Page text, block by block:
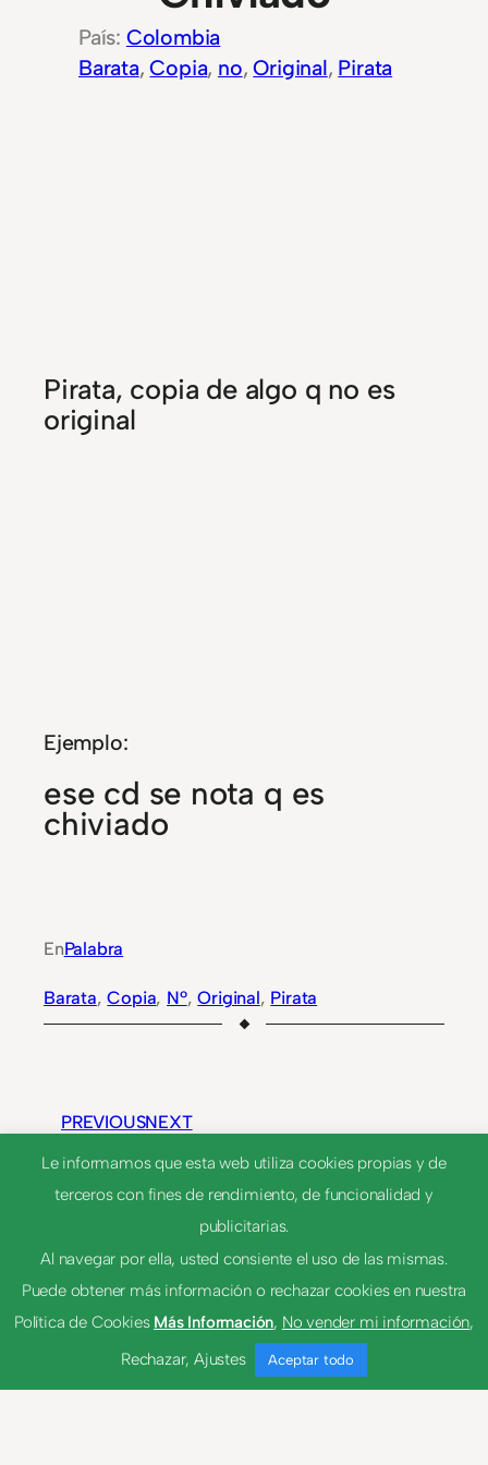
Colombia
Barata, Copia, no, Original, Pirata
Pirata, copia de algo q no es
original
Ejemplo:
ese cd se nota q es
chiviado
EnPalabra
Barata, Copia, Nº, Original, Pirata
PREVIOUSNEXT
Visajoso
Le informamos que esta web utiliza cookies propias y de
terceros con fines de rendimiento, de funcionalidad y
publicitarias.
Al navegar por ella, usted consiente el uso de las mismas.
Puede obtener más información o rechazar cookies en nuestra
Política de Cookies Más Información, No vender mi información,
Rechazar, Ajustes Aceptar todo